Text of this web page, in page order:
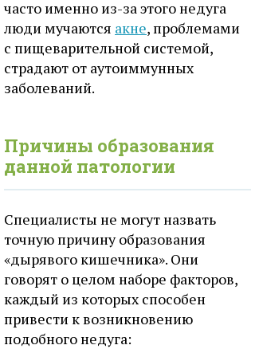
часто именно из-за этого недуга
люди мучаются акне, проблемами
с пищеварительной системой,
страдают от аутоиммунных
заболеваний.
Причины образования
данной патологии
Специалисты не могут назвать
точную причину образования
«дырявого кишечника». Они
говорят о целом наборе факторов,
каждый из которых способен
привести к возникновению
подобного недуга: